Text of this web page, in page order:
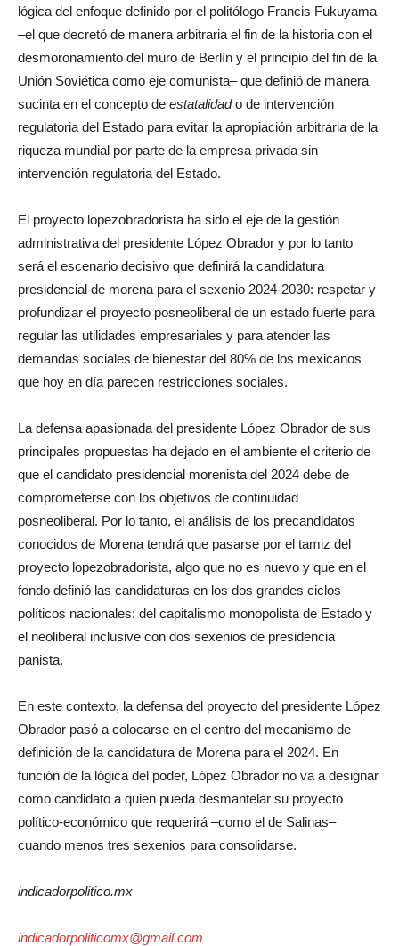
lógica del enfoque definido por el politólogo Francis Fukuyama
–el que decretó de manera arbitraria el fin de la historia con el
desmoronamiento del muro de Berlín y el principio del fin de la
Unión Soviética como eje comunista– que definió de manera
sucinta en el concepto de estatalidado de intervención
regulatoria del Estado para evitar la apropiación arbitraria de la
riqueza mundial por parte de la empresa privada sin
intervención regulatoria del Estado.
El proyecto lopezobradorista ha sido el eje de la gestión
administrativa del presidente López Obrador y por lo tanto
será el escenario decisivo que definirá la candidatura
presidencial de morena para el sexenio 2024-2030: respetar y
profundizar el proyecto posneoliberal de un estado fuerte para
regular las utilidades empresariales y para atender las
demandas sociales de bienestar del 80% de los mexicanos
que hoy en día parecen restricciones sociales.
La defensa apasionada del presidente López Obrador de sus
principales propuestas ha dejado en el ambiente el criterio de
que el candidato presidencial morenista del 2024 debe de
comprometerse con los objetivos de continuidad
posneoliberal. Por lo tanto, el análisis de los precandidatos
conocidos de Morena tendrá que pasarse por el tamiz del
proyecto lopezobradorista, algo que no es nuevo y que en el
fondo definió las candidaturas en los dos grandes ciclos
políticos nacionales: del capitalismo monopolista de Estado y
el neoliberal inclusive con dos sexenios de presidencia
panista.
En este contexto, la defensa del proyecto del presidente López
Obrador pasó a colocarse en el centro del mecanismo de
definición de la candidatura de Morena para el 2024. En
función de la lógica del poder, López Obrador no va a designar
como candidato a quien pueda desmantelar su proyecto
político-económico que requerirá –como el de Salinas–
cuando menos tres sexenios para consolidarse.
indicadorpolitico.mx
indicadorpoliticomx@gmail.com